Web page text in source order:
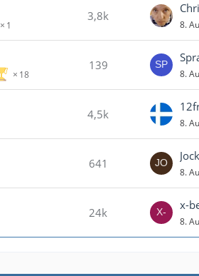
1
3,8k
8.
18
139
8.
4,5k
8.
641
8.
24k
x-
8.